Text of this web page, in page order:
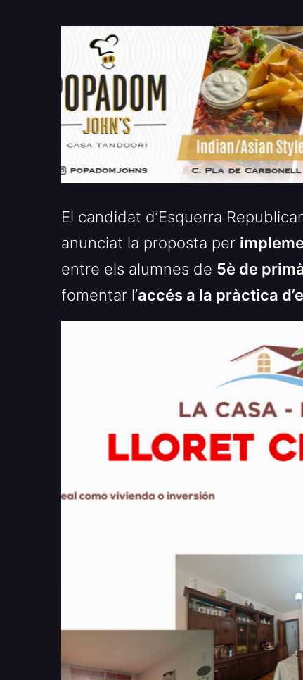
El candidat d’Esquerra
anunciat la proposta per
entre els alumnes de 5è de
fomentar l’accés a la pràctica